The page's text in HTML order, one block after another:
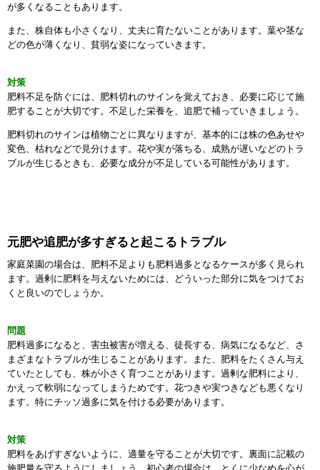
が多くなることもあります。
また、株自体も小さくなり、丈夫に育たないことがあります。葉や茎な
どの色が薄くなり、貧弱な姿になっていきます。
対策
肥料不足を防ぐには、肥料切れのサインを覚えておき、必要に応じて施
肥することが大切です。不足した栄養を、追肥で補っていきましょう。
肥料切れのサインは植物ごとに異なりますが、基本的には株の色あせや
変色、枯れなどで見分けます。花や実が落ちる、成熟が遅いなどのトラ
ブルが生じるときも、必要な成分が不足している可能性があります。
元肥や追肥が多すぎると起こるトラブル
家庭菜園の場合は、肥料不足よりも肥料過多となるケースが多く見られ
ます。過剰に肥料を与えないためには、どういった部分に気をつけてお
くと良いのでしょうか。
問題
肥料過多になると、害虫被害が増える、徒長する、病気になるなど、さ
まざまなトラブルが生じることがあります。また、肥料をたくさん与え
ていたとしても、株が小さく育つことがあります。過剰な肥料により、
かえって軟弱になってしまうためです。花つきや実つきなども悪くなり
ます。特にチッソ過多に気を付ける必要があります。
対策
肥料をあげすぎないように、適量を守ることが大切です。裏面に記載の